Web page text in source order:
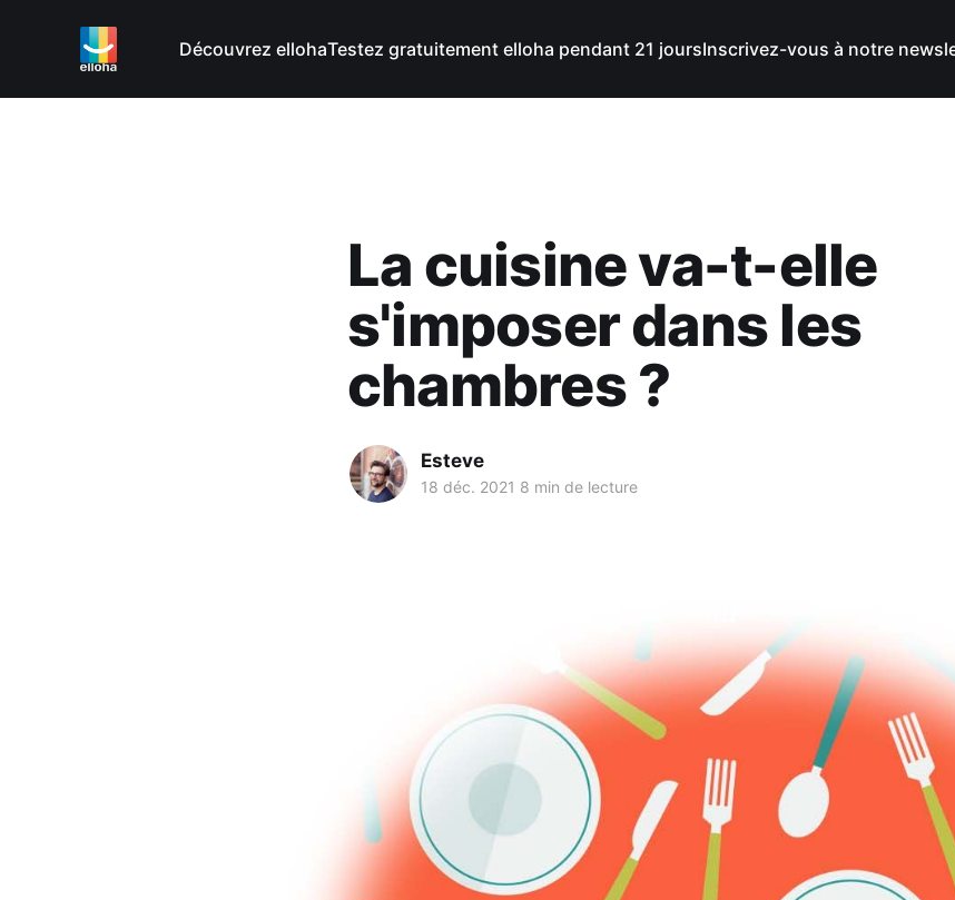
Découvrez ellohaTestez gratuitement elloha pendant 21 joursInscrivez-vous à notre
La cuisine va-t-elle
s'imposer dans les
chambres ?
Esteve
18 déc. 2021 8 min de lecture